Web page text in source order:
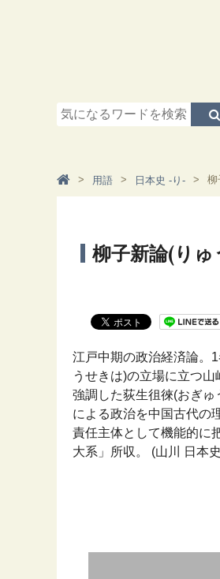
用語 日本史 -り- 柳
柳子新論(り
江戸中期の政治経済論。
うせきは)の立場に立つ
強調した荻生徂徠(おぎ
による政治を中国古代の
責任主体として機能的に
大系」所収。 (山川 日本